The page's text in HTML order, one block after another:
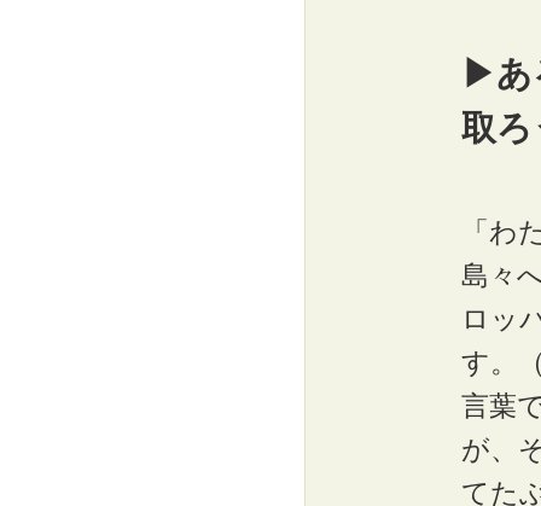
▶あ
取
「わ
島々
ロッ
す。
言葉
が、
てた